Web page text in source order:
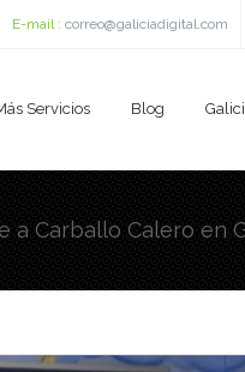
E-mail : correo@galiciadigital.com
Servicios Blog
a Carballo Calero